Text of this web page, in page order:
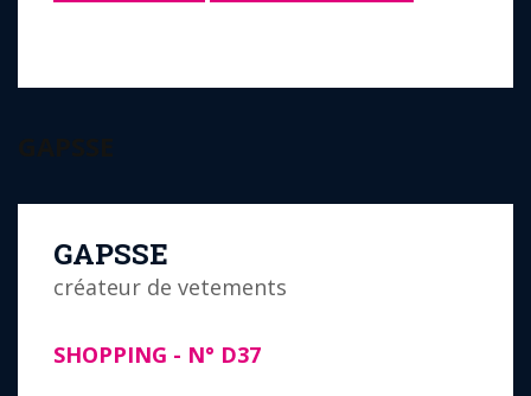
GAPSSE
créateur de vetements
SHOPPING - N° D37